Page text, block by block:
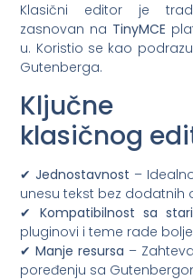
Klasični editor je
zasnovan na TinyMCE
u. Koristio se kao
Gutenberga.
Ključne
klasičnog
✔Jednostavnost –
unesu tekst bez dodatnih
✔ Kompatibilnost sa
pluginovi i teme rade
✔Manje resursa –
poređenju sa